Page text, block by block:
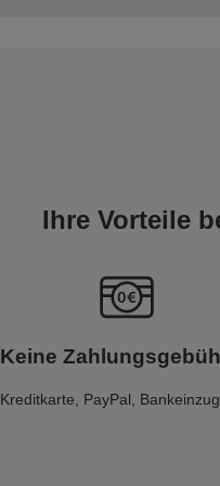
Ihre Vorteile
Keine
Kreditkarte, PayPal, Bankeinzug